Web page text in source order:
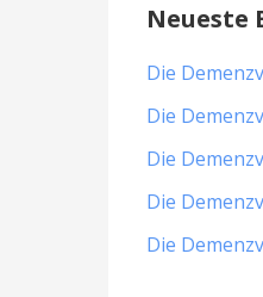
Neueste
Die
Die
Die
Die
Die